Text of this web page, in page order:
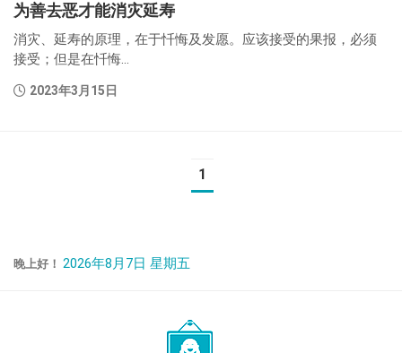
为善去恶才能消灾延寿
消灾、延寿的原理，在于忏悔及发愿。应该接受的果报，必须
接受；但是在忏悔...
2023年3月15日
1
晚上好！ 2026年8月7日 星期五